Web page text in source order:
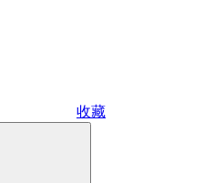
收藏